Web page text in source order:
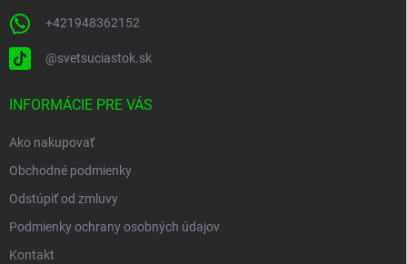
+421948362152
@svetsuciastok.sk
INFORMÁCIE PRE VÁS
Ako nakupovať
Obchodné podmienky
Odstúpiť od zmluvy
Podmienky ochrany osobných údajov
Kontakt